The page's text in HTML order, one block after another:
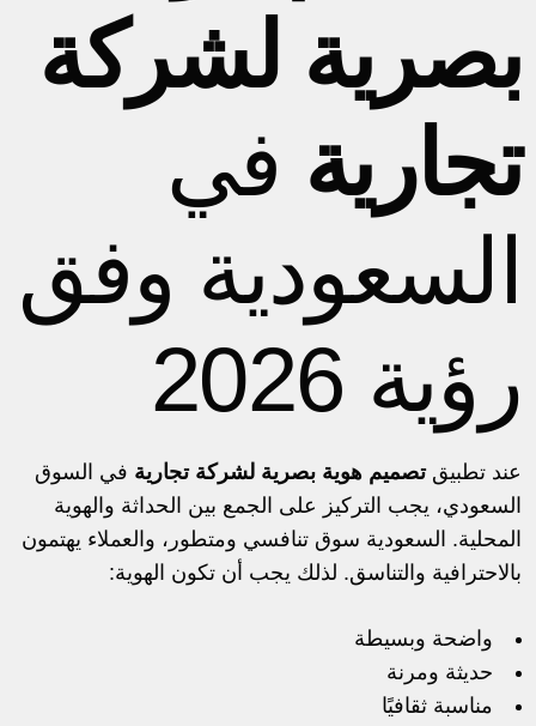
بصرية لشركة
تجارية في
السعودية وفق
رؤية 2026
عند تطبيقتصميم هوية بصرية لشركة تجارية في السوق
السعودي، يجب التركيز على الجمع بين الحداثة والهوية
المحلية. السعودية سوق تنافسي ومتطور، والعملاء يهتمون
بالاحترافية والتناسق. لذلك يجب أن تكون الهوية:
واضحة وبسيطة
حديثة ومرنة
مناسبة ثقافيًا